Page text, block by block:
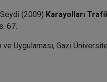
(2009) Karayolları
67.
Uygulaması, Gazi